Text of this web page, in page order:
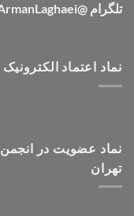
تلگرام @ArmanLaghaei در ارتباط باشید.
نماد اعتماد الکترونیک
نماد عضویت در
تهران